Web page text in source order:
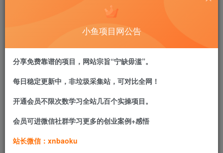
抖音电商全域流量新规则，拆解千策、千意、千寻三大核心
模块的 AI 智能投放逻辑，详解预算自动优化、AIGC 素材生
运营、素材迭代与掉量排查，适配新手入门与老运营进阶，
二、适合学习人群
3 抖音商家、品牌方，寻求全域流量降本增效；
小鱼项目网公告
分享免费靠谱的项目，网站宗旨“宁缺毋滥”。
每日稳定更新中，非垃圾采集站，可对比全网！
开通会员不限次数学习全站几百个实操项目。
会员可进微信社群学习更多的创业案例+感悟
站长微信：xnbaoku